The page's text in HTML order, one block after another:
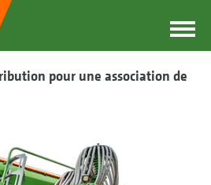
pour une association de